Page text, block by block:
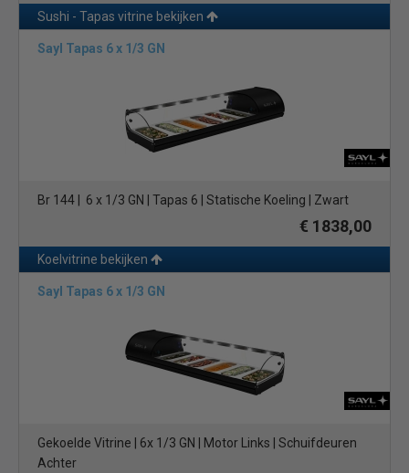
Sushi - Tapas vitrine bekijken
Sayl Tapas 6 x 1/3 GN
Br 144 | 6 x 1/3 GN | Tapas 6 | Statische Koeling | Zwart
€ 1838,00
Koelvitrine bekijken
Sayl Tapas 6 x 1/3 GN
Gekoelde Vitrine | 6x 1/3 GN | Motor Links | Schuifdeuren
Achter